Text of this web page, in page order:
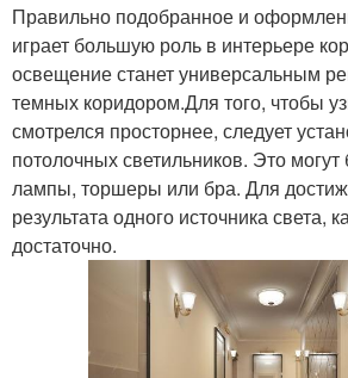
Правильно подобранное и
играет большую роль в интерьере
освещение станет универсальным
темных коридором.Для того, чтобы
смотрелся просторнее, следует
потолочных светильников. Это
лампы, торшеры или бра. Для
результата одного источника света,
достаточно.